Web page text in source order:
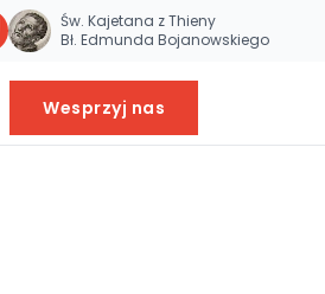
Św. Kajetana z Thieny
Bł. Edmunda Bojanowskiego
Wesprzyj nas